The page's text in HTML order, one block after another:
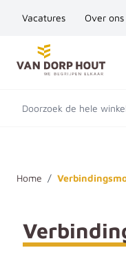
Vacatures Over ons
Ga naar de inhoud
Doorzoek de hele
Home /